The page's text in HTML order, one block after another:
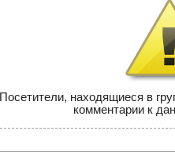
Посетители, находящиеся в
комментарии к